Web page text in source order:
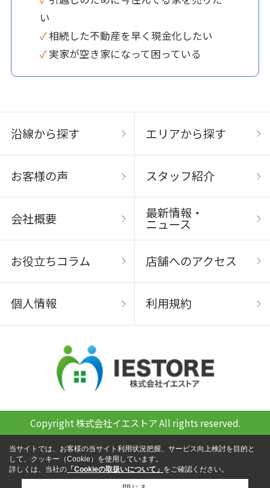
い
✓ 相続した不動産を早く現金化したい
✓ 実家が空き家になって困っている
沿線から探す エリアから探す
お客様の声 スタッフ紹介
会社概要 最新情報・
ニュース
お役立ちコラム 店舗へのアクセス
個人情報 利用規約
Copyright 株式会社イエストア All rights reserved.
当サイトでは、お客様の当サイト利用状況把握、サービス向上検討を目的と
して、クッキー（Cookie）を使用しています。
詳しくは、当社の 「Cookieの取扱いについて」 をご確認ください。